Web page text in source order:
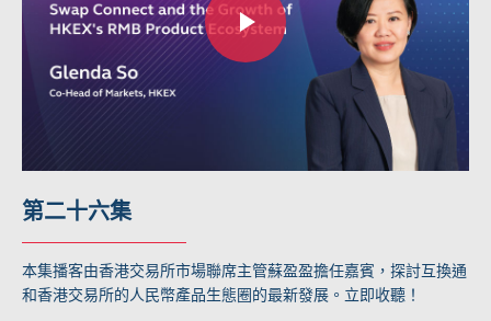
第二十六集
本集播客由香港交易所市場聯席主管蘇盈盈擔任嘉賓，探討互換通
和香港交易所的人民幣產品生態圈的最新發展。立即收聽！